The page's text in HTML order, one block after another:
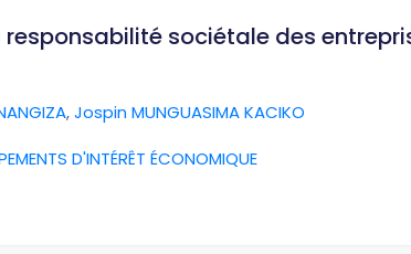
sociétale des
,Jospin MUNGUASIMA KACIKO
D'INTÉRÊT ÉCONOMIQUE